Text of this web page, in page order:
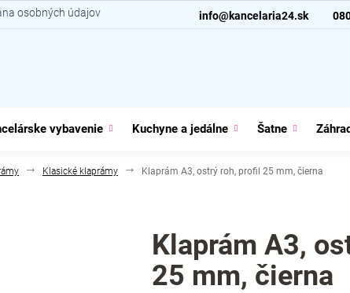
info@kancelaria24.sk
osobných údajov
vybavenie Kuchyne a jedálne Šatne
Klasické klaprámy Klaprám A3, ostrý roh, profil 25 mm, čierna
Klaprám A3,
25 mm, čierna